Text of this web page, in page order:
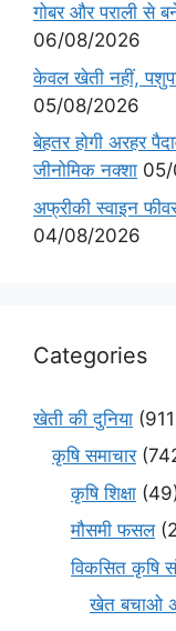
गोबर और पराली से
06/08/2026
केवल खेती नहीं,
05/08/2026
बेहतर होगी अरहर
जीनोमिक नक्शा
अफ्रीकी स्वाइन
04/08/2026
Categories
खेती की दुनिया
कृषि समाचार
कृषि शिक्षा
मौसमी फसल
विकसित कृषि
खेत बचाओ